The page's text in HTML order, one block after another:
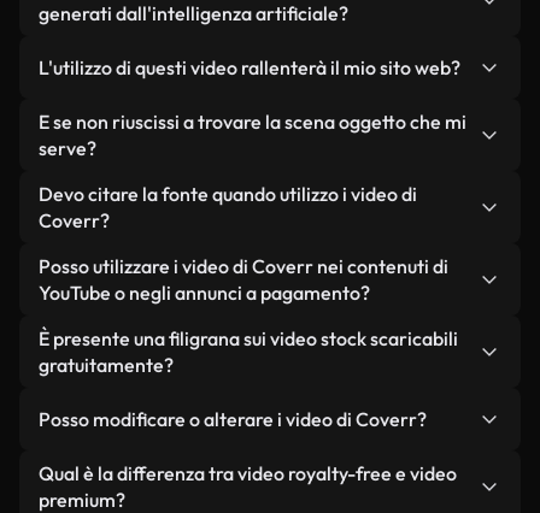
generati dall'intelligenza artificiale?
da filmati reali, girati da persone, relativi a
oggetto, e da video generati dall'intelligenza
artificiale. Ogni video è chiaramente etichettato,
L'utilizzo di questi video rallenterà il mio sito web?
Non se scegli le nostre versioni ottimizzate.
Offriamo formati leggeri e pronti per il web,
mantengono alta la qualità, riducono al minimo i
tempi di caricamento e migliorano parametri
come LCP.
E se non riuscissi a trovare la scena oggetto che mi
serve?
Puoi crearne uno all'istante utilizzando Coverr AI
Studio. Ti basta descrivere la scena, ad esempio
pochi secondi un video personalizzato in
conformità con i nostri standard di licenza.
Devo citare la fonte quando utilizzo i video di
Coverr?
Non è richiesto alcun riconoscimento dell'autore.
Tutti i video presenti nella nostra libreria sono
senza citare il creatore, sebbene sia sempre
gradito.
Posso utilizzare i video di Coverr nei contenuti di
YouTube o negli annunci a pagamento?
Sì. Tutti i filmati di Coverr possono essere utilizzati
in video monetizzati su YouTube, promozioni sui
condizione che non si rivendano o ridistribuiscano
È presente una filigrana sui video stock scaricabili
gratuitamente?
reali o generati dall'intelligenza artificiale, include
filigrane. Avrai a disposizione filmati puliti e pronti
all'uso.
Posso modificare o alterare i video di Coverr?
Sì. Siete liberi di tagliare, ritagliare o remixare i
nostri video. Assicuratevi solo che il prodotto
Qual è la differenza tra video royalty-free e video
premium?